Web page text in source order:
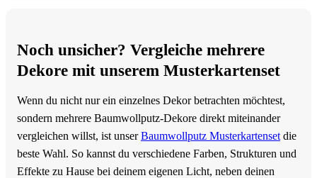
Noch unsicher? Vergleiche mehrere
Dekore mit unserem Musterkartenset
Wenn du nicht nur ein einzelnes Dekor betrachten möchtest,
sondern mehrere Baumwollputz-Dekore direkt miteinander
vergleichen willst, ist unserBaumwollputz Musterkartenset die
beste Wahl. So kannst du verschiedene Farben, Strukturen und
Effekte zu Hause bei deinem eigenen Licht, neben deinen